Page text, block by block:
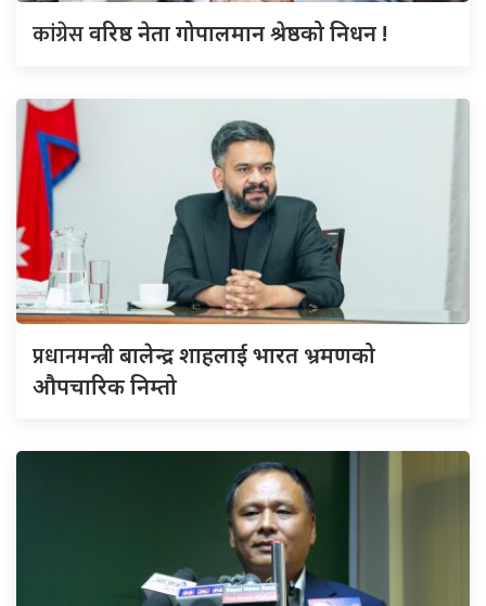
कांग्रेसवरिष्ठ नेता गोपालमान श्रेष्ठको निधन !
प्रधानमन्त्रीबालेन्द्र शाहलाई भारत भ्रमणको
औपचारिक निम्तो